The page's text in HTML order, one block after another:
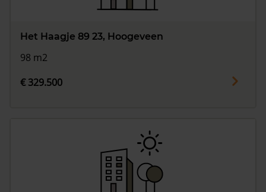
Het Haagje 89 23, Hoogeveen
98 m2
€ 329.500